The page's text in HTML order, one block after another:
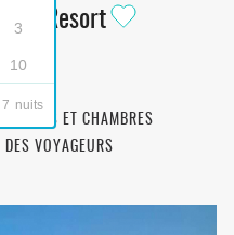
3
10
7 nuits
Resort
REPAS ET CHAMBRES
DES VOYAGEURS